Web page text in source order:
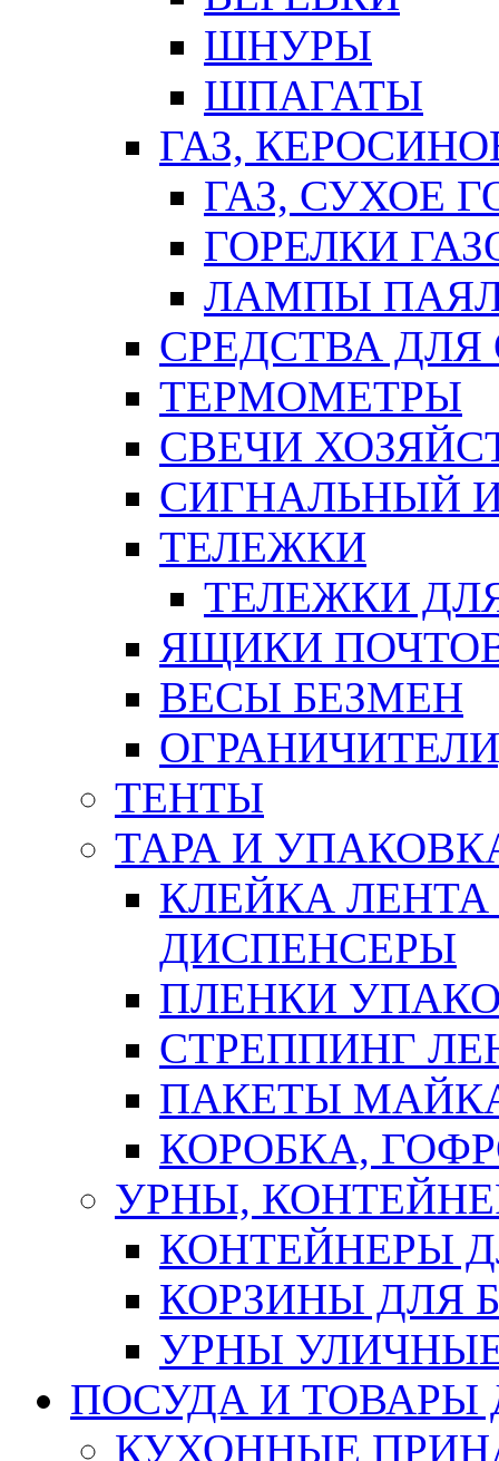
ШНУРЫ
ШПАГАТЫ
ГАЗ,
ГАЗ, СУХОЕ
ГОРЕЛКИ
ЛАМПЫ
СРЕДСТВА
ТЕРМОМЕТРЫ
СВЕЧИ
СИГНАЛЬНЫЙ
ТЕЛЕЖКИ
ТЕЛЕЖКИ
ЯЩИКИ
ВЕСЫ БЕЗМЕН
ТЕНТЫ
ТАРА И
КЛЕЙКА
ДИСПЕНСЕРЫ
ПЛЕНКИ
СТРЕППИНГ
ПАКЕТЫ
КОРОБКА,
УРНЫ,
КОНТЕЙНЕРЫ
КОРЗИНЫ ДЛЯ
УРНЫ
ПОСУДА И ТОВАРЫ
КУХОННЫЕ